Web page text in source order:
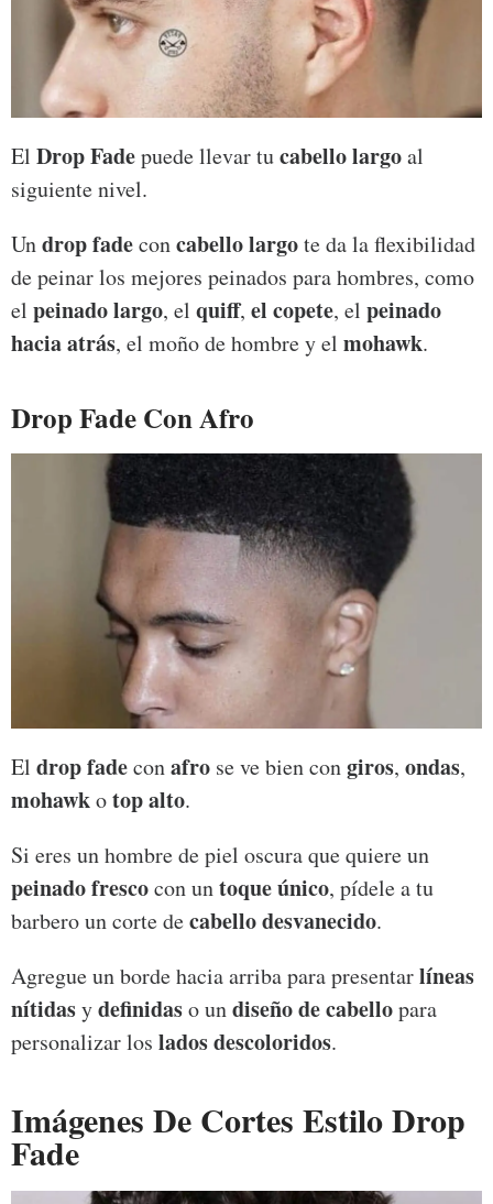
El Drop Fadepuede llevar tucabello largoal
siguiente nivel.
Undrop fadeconcabello largote da la flexibilidad
de peinar los mejores peinados para hombres, como
el peinado largo, el quiff, el copete, el peinado
hacia atrás, el moño de hombre y el mohawk.
Drop Fade Con Afro
El drop fadeconafro se ve bien congiros, ondas,
mohawkotop alto.
Si eres un hombre de piel oscura que quiere un
peinado frescocon untoque único, pídele a tu
barbero un corte decabello desvanecido.
Agregue un borde hacia arriba para presentarlíneas
nítidasydefinidaso undiseño de cabellopara
personalizar los lados descoloridos.
Imágenes De Cortes Estilo Drop
Fade